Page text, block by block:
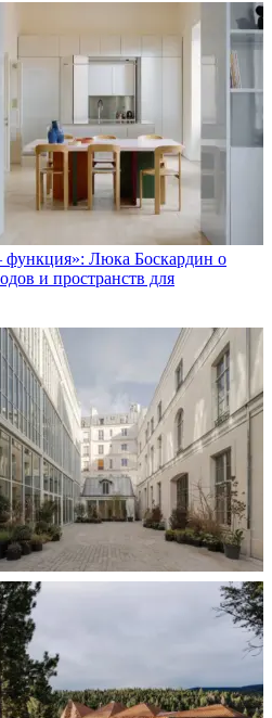
функция»: Люка Боскардин о
и пространств для